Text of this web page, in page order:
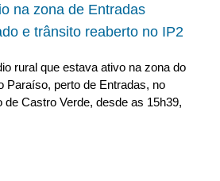
na zona de Entradas
e trânsito reaberto no IP2
rural que estava ativo na zona do
Paraíso, perto de Entradas, no
de Castro Verde, desde as 15h39,